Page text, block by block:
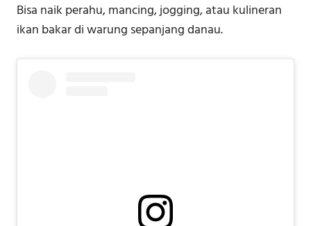
Bisa naik perahu, mancing, jogging, atau kulineran
ikan bakar di warung sepanjang danau.